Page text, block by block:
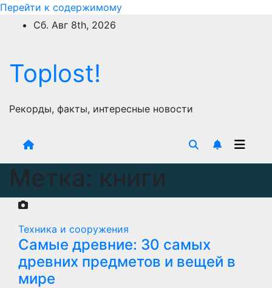
Перейти к содержимому
Сб. Авг 8th, 2026
Toplost!
Рекорды, факты, интересные новости
Метка: книги
Техника и сооружения
Самые древние: 30 самых
древних предметов и вещей в
мире